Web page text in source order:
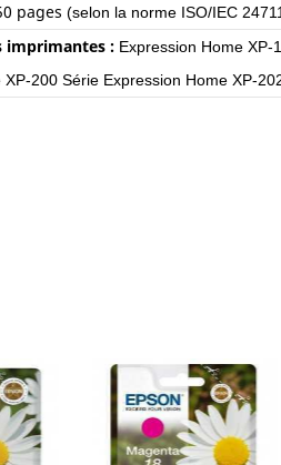
pages (selon la norme ISO/IEC
imprimantes : Expression Home XP-
200 Série Expression Home XP-